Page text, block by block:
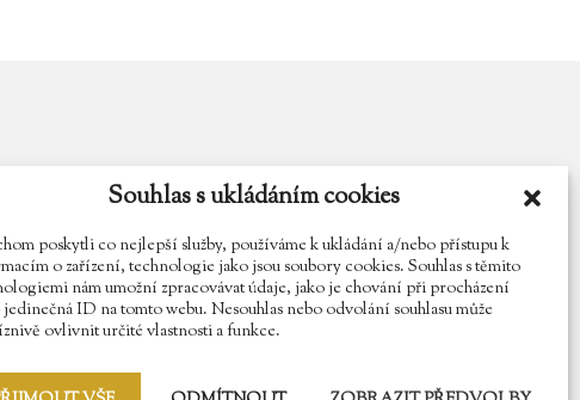
Souhlas s ukládáním cookies
poskytli co nejlepší služby, používáme k ukládání a/nebo přístupu k
o zařízení, technologie jako jsou soubory cookies. Souhlas s těmito
nám umožní zpracovávat údaje, jako je chování při procházení
jedinečná ID na tomto webu. Nesouhlas nebo odvolání souhlasu může
ovlivnit určité vlastnosti a funkce.
Najdete nás na Facebooku
Sledujte náš Instagram